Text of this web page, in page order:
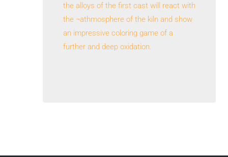
the alloys of the first cast will react with
the ¬athmosphere of the kiln and show
an impressive coloring game of a
further and deep oxidation.